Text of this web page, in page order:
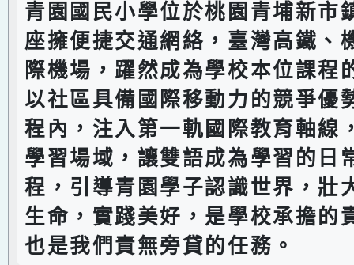
青園國民小學位於桃園青埔新市
座擁便捷交通網絡，臺灣高鐵、
際機場，躍然成為學校本位課程
以社區具備國際移動力的競爭優
程內，注入第一軌國際教育軸線
學習場域，讓雙語成為學習的日
程，引導青園學子認識世界，壯
生命，實踐美好，是學校承擔的
也是我們責無旁貸的任務。